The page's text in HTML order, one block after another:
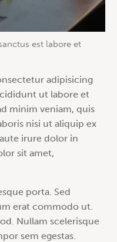
est labore et
adipisicing
ut labore et
minim veniam, quis
nisi ut aliquip ex
irure dolor in
sit amet,
porta. Sed
erat commodo ut.
Nullam scelerisque
sem egestas.